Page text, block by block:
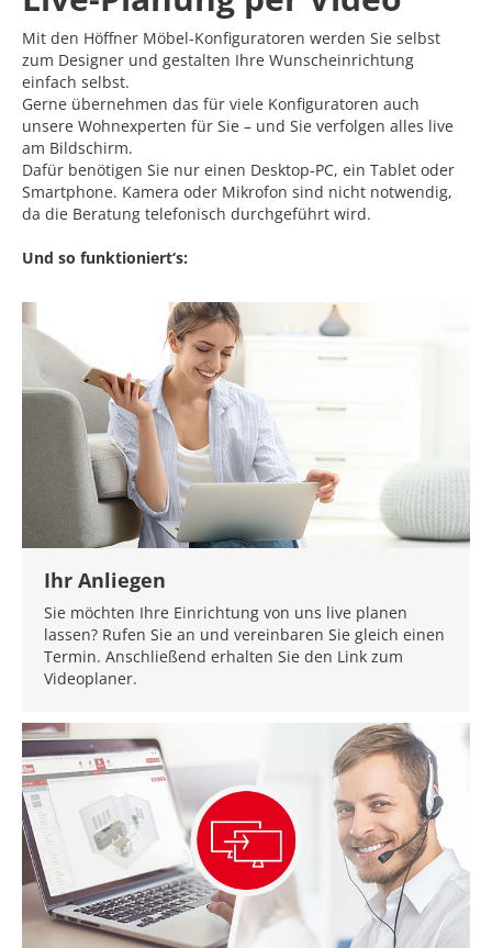
Mit den Höffner Möbel-Konfiguratoren werden Sie selbst
zum Designer und gestalten Ihre Wunscheinrichtung
einfach selbst.
Gerne übernehmen das für viele Konfiguratoren auch
unsere Wohnexperten für Sie – und Sie verfolgen alles live
am Bildschirm.
Dafür benötigen Sie nur einen Desktop-PC, ein Tablet oder
Smartphone. Kamera oder Mikrofon sind nicht notwendig,
da die Beratung telefonisch durchgeführt wird.
Und so funktioniert‘s:
Ihr Anliegen
Sie möchten Ihre Einrichtung von uns live planen
lassen? Rufen Sie an und vereinbaren Sie gleich einen
Termin. Anschließend erhalten Sie den Link zum
Videoplaner.